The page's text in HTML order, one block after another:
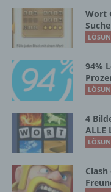
Wort
94%
4
ALLE
und Mittel der
Sind die
Verarbeitung
so kann der
Kriterien
Unionsrecht